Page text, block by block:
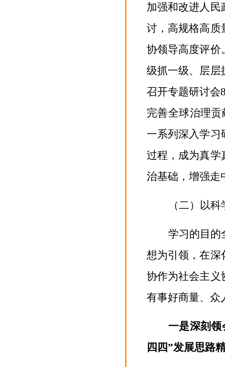
加强和改进人民
讨，高规格高质
协领导高度评价
级抓一级、层层
召开专题研讨会
完善全球治理
一系列深入学习
过程，成为真学
治基础，增强走
（二）以
学习的目的
想为引领，在深
协作为社会主义
有事好商量、众
一是深刻
四四”发展思路